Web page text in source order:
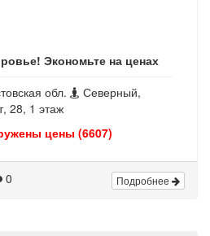
Экономьте на ценах
обл.
Северный,
28, 1 этаж
цены (6607)
0 Подробнее